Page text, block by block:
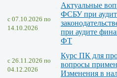
c 07.10.2026 по
14.10.2026
Актуальные
ФСБУ при
при аудите
ФТ
c 26.11.2026 по
04.12.2026
Курс ПК для
вопросы
Изменения в